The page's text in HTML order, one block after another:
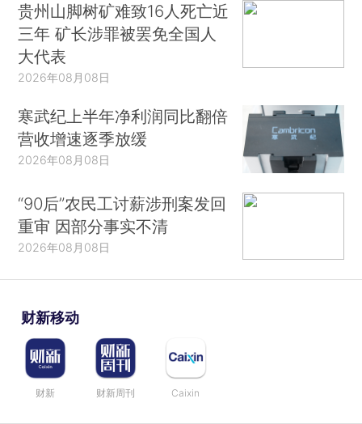
贵州山脚树矿难致16人死亡近
三年 矿长涉罪被罢免全国人
大代表
2026年08月08日
寒武纪上半年净利润同比翻倍
营收增速逐季放缓
2026年08月08日
“90后”农民工讨薪涉刑案发回
重审 因部分事实不清
2026年08月08日
财新移动
财新 财新周刊 Caixin